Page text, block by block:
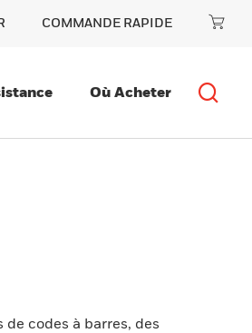
COMMANDE RAPIDE
Où Acheter
codes à barres, des